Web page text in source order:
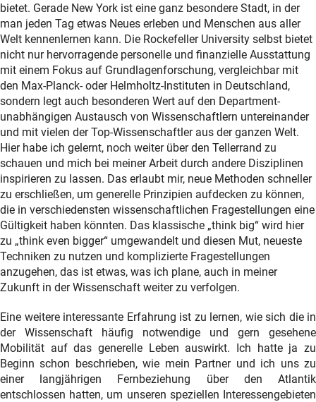
bietet. Gerade New York ist eine ganz besondere Stadt, in der
man jeden Tag etwas Neues erleben und Menschen aus aller
Welt kennenlernen kann. Die Rockefeller University selbst bietet
nicht nur hervorragende personelle und finanzielle Ausstattung
mit einem Fokus auf Grundlagenforschung, vergleichbar mit
den Max-Planck- oder Helmholtz-Instituten in Deutschland,
sondern legt auch besonderen Wert auf den Department-
unabhängigen Austausch von Wissenschaftlern untereinander
und mit vielen der Top-Wissenschaftler aus der ganzen Welt.
Hier habe ich gelernt, noch weiter über den Tellerrand zu
schauen und mich bei meiner Arbeit durch andere Disziplinen
inspirieren zu lassen. Das erlaubt mir, neue Methoden schneller
zu erschließen, um generelle Prinzipien aufdecken zu können,
die in verschiedensten wissenschaftlichen Fragestellungen eine
Gültigkeit haben könnten. Das klassische „think big“ wird hier
zu „think even bigger“ umgewandelt und diesen Mut, neueste
Techniken zu nutzen und komplizierte Fragestellungen
anzugehen, das ist etwas, was ich plane, auch in meiner
Zukunft in der Wissenschaft weiter zu verfolgen.
Eine weitere interessante Erfahrung ist zu lernen, wie sich die in
der Wissenschaft häufig notwendige und gern gesehene
Mobilität auf das generelle Leben auswirkt. Ich hatte ja zu
Beginn schon beschrieben, wie mein Partner und ich uns zu
einer langjährigen Fernbeziehung über den Atlantik
entschlossen hatten, um unseren speziellen Interessengebieten